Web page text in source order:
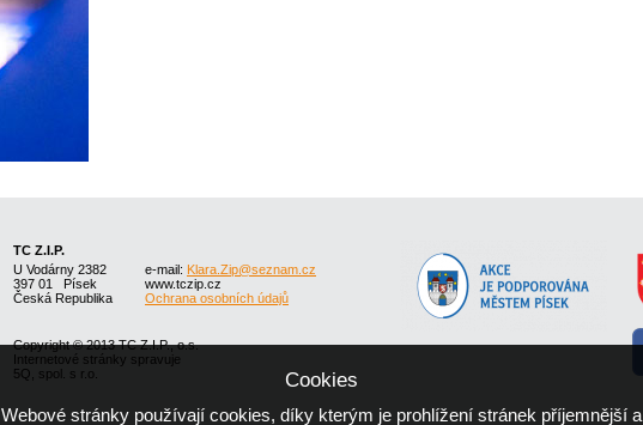
TC Z.I.P.
U Vodárny 2382
397 01 Písek
Česká Republika
e-mail: Klara.Zip@seznam.cz
www.tczip.cz
Ochrana osobních údajů
Copyright © 2013 TC Z.I.P., o.s.
Internetové stránky spravuje
5Q, spol. s r.o.
Cookies
Webové stránky používají cookies, díky kterým je prohlížení stránek příjemnější a